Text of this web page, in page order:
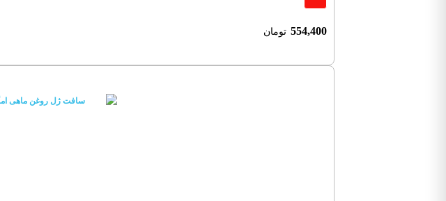
554,400 تومان